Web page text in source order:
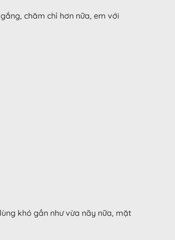
chăm chỉ hơn nữa, em với
khó gần như vừa nãy nữa, mặt